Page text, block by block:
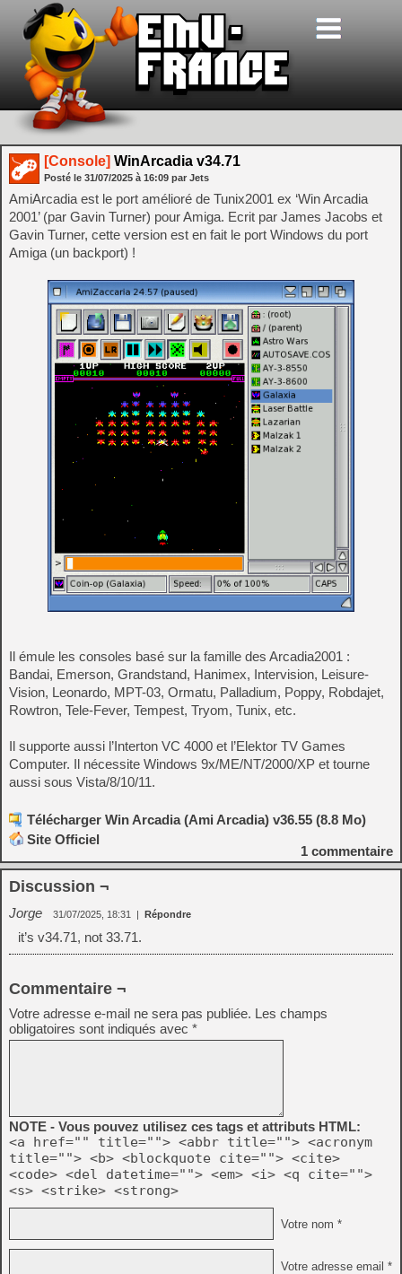
[Console] WinArcadia v34.71
Posté le 31/07/2025 à 16:09 par Jets
AmiArcadia est le port amélioré de Tunix2001 ex ‘Win Arcadia
2001’ (par Gavin Turner) pour Amiga. Ecrit par James Jacobs et
Gavin Turner, cette version est en fait le port Windows du port
Amiga (un backport) !
Il émule les consoles basé sur la famille des Arcadia2001 :
Bandai, Emerson, Grandstand, Hanimex, Intervision, Leisure-
Vision, Leonardo, MPT-03, Ormatu, Palladium, Poppy, Robdajet,
Rowtron, Tele-Fever, Tempest, Tryom, Tunix, etc.
Il supporte aussi l’Interton VC 4000 et l’Elektor TV Games
Computer. Il nécessite Windows 9x/ME/NT/2000/XP et tourne
aussi sous Vista/8/10/11.
Télécharger Win Arcadia (Ami Arcadia) v36.55 (8.8 Mo)
Site Officiel
1 commentaire
Discussion ¬
Jorge 31/07/2025, 18:31 | Répondre
it’s v34.71, not 33.71.
Commentaire ¬
Votre adresse e-mail ne sera pas publiée. Les champs
obligatoires sont indiqués avec *
NOTE - Vous pouvez utilisez ces tags et attributs HTML:
<a href="" title=""> <abbr title=""> <acronym
title=""> <b> <blockquote cite=""> <cite>
<code> <del datetime=""> <em> <i> <q cite="">
<s> <strike> <strong>
Votre nom *
Votre adresse email *